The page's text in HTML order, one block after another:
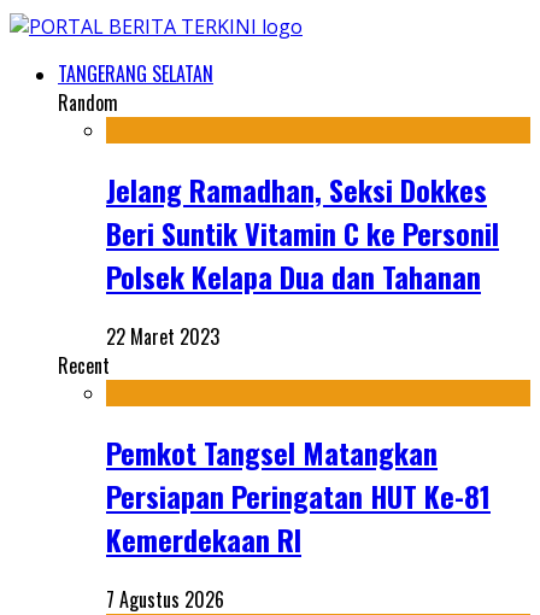
TANGERANG SELATAN
Random
Jelang Ramadhan, Seksi Dokkes
Beri Suntik Vitamin C ke Personil
Polsek Kelapa Dua dan Tahanan
22 Maret 2023
Recent
Pemkot Tangsel Matangkan
Persiapan Peringatan HUT Ke-81
Kemerdekaan RI
7 Agustus 2026